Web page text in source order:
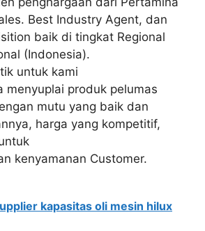
Best Industry Agent, dan
baik di tingkat Regional
(Indonesia).
untuk kami
menyuplai produk pelumas
mutu yang baik dan
harga yang kompetitif,
kenyamanan Customer.
kapasitas oli mesin hilux